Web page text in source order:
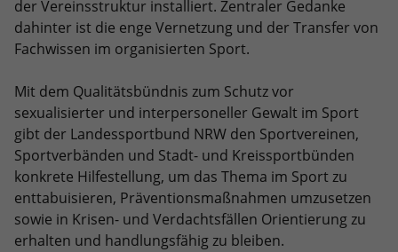
der Vereinsstruktur installiert. Zentraler Gedanke
dahinter ist die enge Vernetzung und der Transfer von
Fachwissen im organisierten Sport.
Mit dem Qualitätsbündnis zum Schutz vor
sexualisierter und interpersoneller Gewalt im Sport
gibt der Landessportbund NRW den Sportvereinen,
Sportverbänden und Stadt- und Kreissportbünden
konkrete Hilfestellung, um das Thema im Sport zu
enttabuisieren, Präventionsmaßnahmen umzusetzen
sowie in Krisen- und Verdachtsfällen Orientierung zu
erhalten und handlungsfähig zu bleiben.
Dieses Cookie ist ein Standard-Session-
Cookie von TYPO3. Es speichert im Falle
eines Benutzer-Logins die Session-ID.
So kann der eingeloggte Benutzer
wiedererkannt werden und es wird ihm
Zugang zu geschützten Bereichen
gewährt.
Zweck
Kampagnendaten zu berechnen und
die Nutzung der Website für den
Analysebericht der Website zu
Informationen anonym und weisen eine
randoly generierte Nummer zu, um
eindeutige Besucher zu identifizieren.
Name _gid
Anbieter Google Analytics
Anbieter Google LLC
Laufzeit 6 Monate
Zweck
Das NID-Cookie enthält eine eindeutige
ID, über die Google Ihre bevorzugten
Einstellungen und andere
Informationen speichert, insbesondere
Ihre bevorzugte Sprache (z. B. Deutsch),
wie viele Suchergebnisse pro Seite
angezeigt werden sollen (z. B. 10 oder
20) und ob der Google SafeSearch-Filter
aktiviert sein soll.
Externe Inhalte
Wir verwenden auf unserer Website externe Inhalte, um
Ihnen zusätzliche Informationen anzubieten.